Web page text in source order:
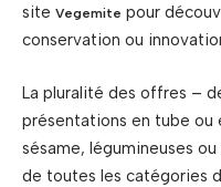
site Vegemite pour
conservation ou
La pluralité des offres –
présentations en tube ou
sésame, légumineuses
de toutes les catégories